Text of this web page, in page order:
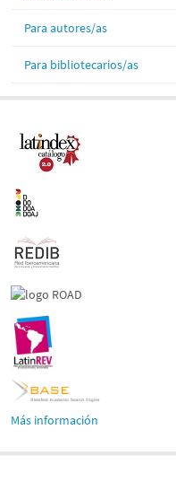
Para autores/as
Para bibliotecarios/as
Indexaciones
Más información